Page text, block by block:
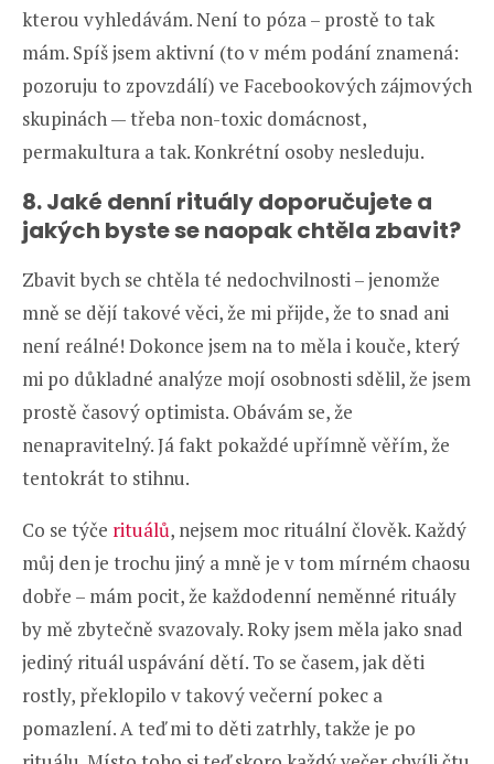
kterou vyhledávám. Není to póza – prostě to tak
mám. Spíš jsem aktivní (to v mém podání znamená:
pozoruju to zpovzdálí) ve Facebookových zájmových
skupinách — třeba non-toxic domácnost,
permakultura a tak. Konkrétní osoby nesleduju.
8. Jaké denní rituály doporučujete a
jakých byste se naopak chtěla zbavit?
Zbavit bych se chtěla té nedochvilnosti – jenomže
mně se dějí takové věci, že mi přijde, že to snad ani
není reálné! Dokonce jsem na to měla i kouče, který
mi po důkladné analýze mojí osobnosti sdělil, že jsem
prostě časový optimista. Obávám se, že
nenapravitelný. Já fakt pokaždé upřímně věřím, že
tentokrát to stihnu.
Co se týče rituálů, nejsem moc rituální člověk. Každý
můj den je trochu jiný a mně je v tom mírném chaosu
dobře – mám pocit, že každodenní neměnné rituály
by mě zbytečně svazovaly. Roky jsem měla jako snad
jediný rituál uspávání dětí. To se časem, jak děti
rostly, překlopilo v takový večerní pokec a
pomazlení. A teď mi to děti zatrhly, takže je po